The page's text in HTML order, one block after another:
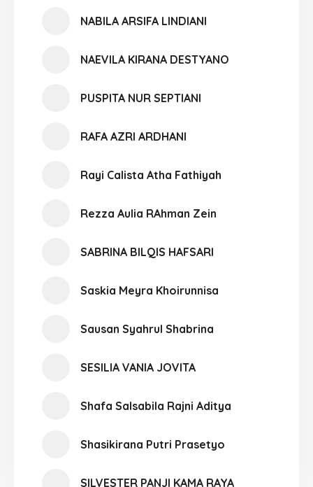
NABILA ARSIFA LINDIANI
NAEVILA KIRANA DESTYANO
PUSPITA NUR SEPTIANI
RAFA AZRI ARDHANI
Rayi Calista Atha Fathiyah
Rezza Aulia RAhman Zein
SABRINA BILQIS HAFSARI
Saskia Meyra Khoirunnisa
Sausan Syahrul Shabrina
SESILIA VANIA JOVITA
Shafa Salsabila Rajni Aditya
Shasikirana Putri Prasetyo
SILVESTER PANJI KAMA RAYA